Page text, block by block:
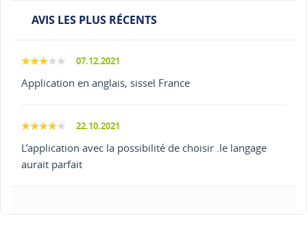
AVIS LES PLUS RÉCENTS
07.12.2021
Application en anglais, sissel France
22.10.2021
L’application avec la possibilité de choisir .le langage
aurait parfait